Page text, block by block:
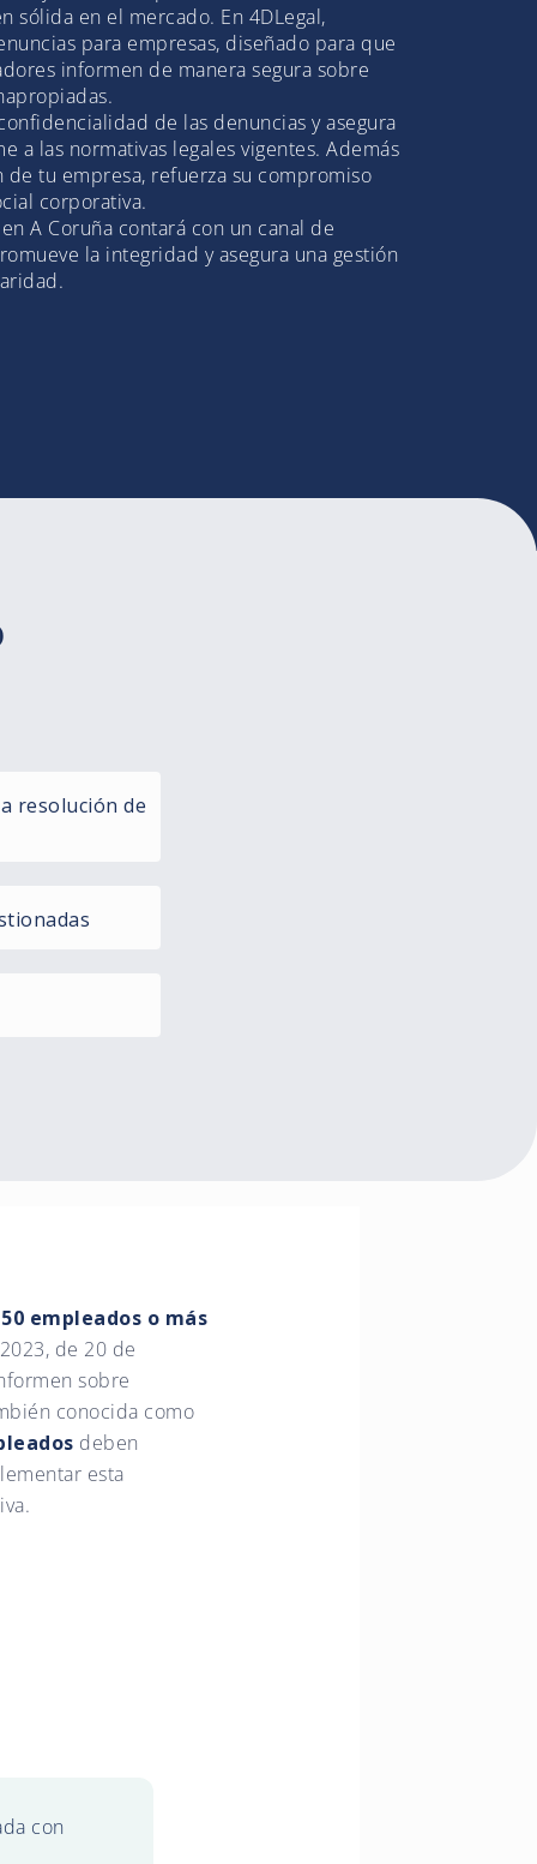
sólida en el mercado. En 4DLegal,
para empresas, diseñado para que
informen de manera segura sobre
de las denuncias y asegura
a las normativas legales vigentes. Además
tu empresa, refuerza su compromiso
corporativa.
A Coruña contará con un canal de
la integridad y asegura una gestión
resolución de
empleados o más
de 20 de
sobre
conocida como
deben
esta
con